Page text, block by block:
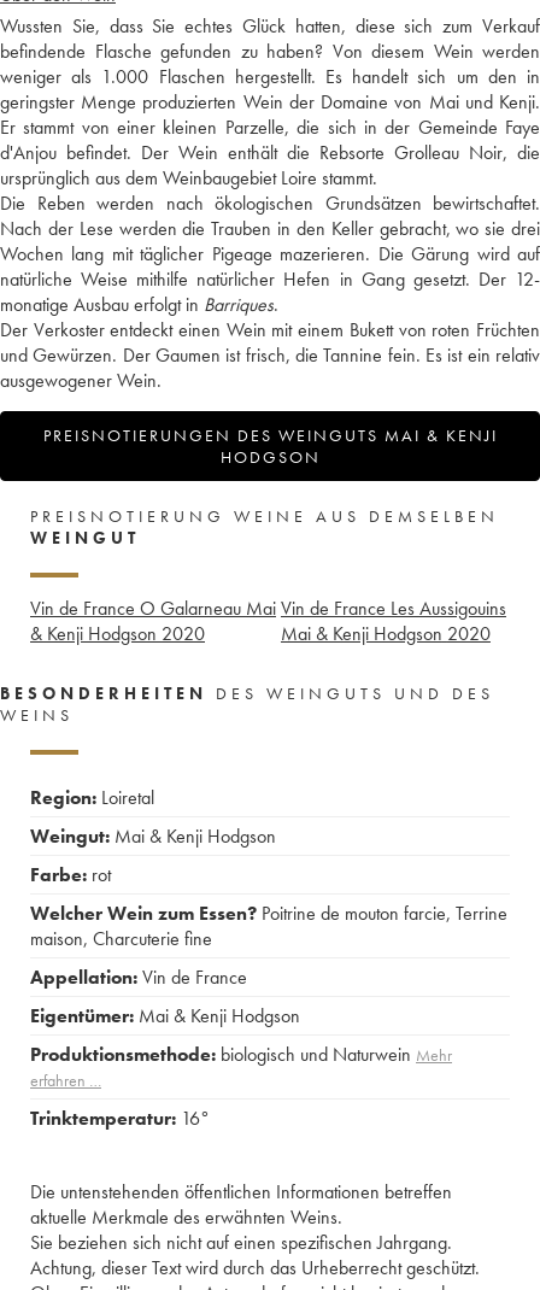
Wussten Sie, dass Sie echtes Glück hatten, diese sich zum Verkauf
befindende Flasche gefunden zu haben? Von diesem Wein werden
weniger als 1.000 Flaschen hergestellt. Es handelt sich um den in
geringster Menge produzierten Wein der Domaine von Mai und Kenji.
Er stammt von einer kleinen Parzelle, die sich in der Gemeinde Faye
d'Anjou befindet. Der Wein enthält die Rebsorte Grolleau Noir, die
ursprünglich aus dem Weinbaugebiet Loire stammt.
Die Reben werden nach ökologischen Grundsätzen bewirtschaftet.
Nach der Lese werden die Trauben in den Keller gebracht, wo sie drei
Wochen lang mit täglicher Pigeage mazerieren. Die Gärung wird auf
natürliche Weise mithilfe natürlicher Hefen in Gang gesetzt. Der 12-
monatige Ausbau erfolgt in Barriques.
Der Verkoster entdeckt einen Wein mit einem Bukett von roten Früchten
und Gewürzen. Der Gaumen ist frisch, die Tannine fein. Es ist ein relativ
ausgewogener Wein.
PREISNOTIERUNGEN DES WEINGUTS MAI & KENJI
HODGSON
PREISNOTIERUNG WEINE AUS DEMSELBEN
WEINGUT
Vin de France O Galarneau Mai
& Kenji Hodgson 2020
Vin de France Les Aussigouins
Mai & Kenji Hodgson 2020
BESONDERHEITEN
DES WEINGUTS UND DES
WEINS
Region: Loiretal
Weingut: Mai & Kenji Hodgson
Farbe: rot
Welcher Wein zum Essen? Poitrine de mouton farcie, Terrine
maison, Charcuterie fine
Appellation:Vin de France
Eigentümer: Mai & Kenji Hodgson
Produktionsmethode: biologisch und Naturwein Mehr
erfahren …
Trinktemperatur: 16°
Die untenstehenden öffentlichen Informationen betreffen
aktuelle Merkmale des erwähnten Weins.
Sie beziehen sich nicht auf einen spezifischen Jahrgang.
Achtung, dieser Text wird durch das Urheberrecht geschützt.